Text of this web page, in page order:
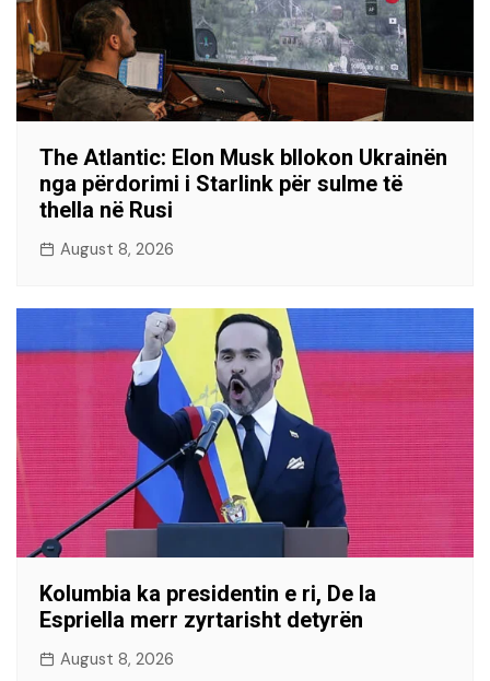
The Atlantic: Elon Musk bllokon Ukrainën
nga përdorimi i Starlink për sulme të
thella në Rusi
August 8, 2026
Kolumbia ka presidentin e ri, De la
Espriella merr zyrtarisht detyrën
August 8, 2026